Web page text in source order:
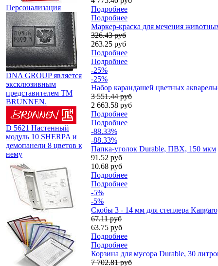
Персонализация
DNA GROUP является
эксклюзивным
представителем TM
BRUNNEN.
D 5621 Настенный
модуль 10 SHERPA и
демопанели 8 цветов к
нему
Подробнее
Подробнее
Маркер-краска для мечения
326.43 руб
263.25 руб
Подробнее
Подробнее
-25%
-25%
Набор карандашей цветных
3 551.44 руб
2 663.58 руб
Подробнее
Подробнее
-88.33%
-88.33%
Папка-уголок Durable, ПВХ, 150 мкм
91.52 руб
10.68 руб
Подробнее
Подробнее
-5%
-5%
Скобы 3 - 14 мм для степлера
67.11 руб
63.75 руб
Подробнее
Подробнее
Корзина для мусора Durable, 30
7 702.81 руб